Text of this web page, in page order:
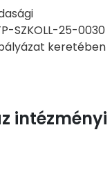
SZKOLL-25-0030
keretében
intézményi